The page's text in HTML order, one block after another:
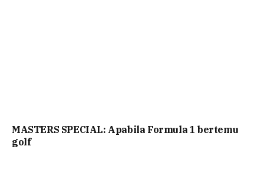
MASTERS SPECIAL: Apabila Formula 1 bertemu
golf